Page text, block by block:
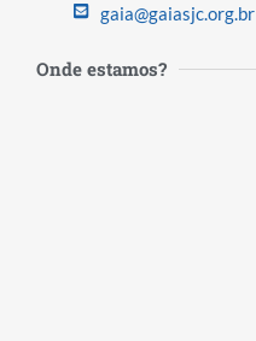
gaia@gaiasjc.org.br
Onde estamos?